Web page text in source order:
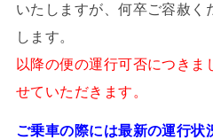
いたしますが、何卒ご容赦く
します。
以降の便の運行可否につきま
せていただきます。
ご乗車の際には最新の運行状